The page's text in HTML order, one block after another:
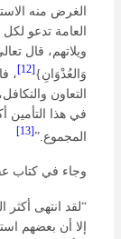
الغرض منه
العامة تدعو
ويلاتهم، قال
وَالعُدْوَانِ}[12]
،
التعاون
في هذا التأمين
المجموع.”
وجاء في كتاب
“لقد انتهى أكثر
إلا أن بعضهم